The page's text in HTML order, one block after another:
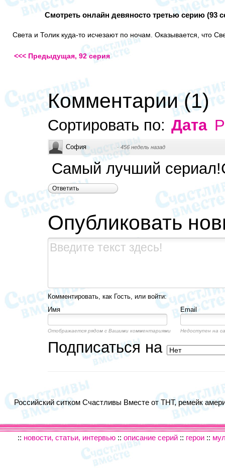
Смотреть онлайн девяносто третью серию (93
Света и Толик куда-то исчезают по ночам. Оказывается, что
<<< Предыдущая, 92 серия
Комментарии(1)
Сортировать по: Дата
София · 456 недель назад
Самый лучший
Ответить
Опубликовать
Комментировать, как Гость, или войти:
Имя
Email
Отображается рядом с Вашими комментариями Недоступен на
Подписаться на
Российский ситком Счастливы Вместе от ТНТ, ремейк
:: новости, статьи, интервью :: описание серий :: герои ::